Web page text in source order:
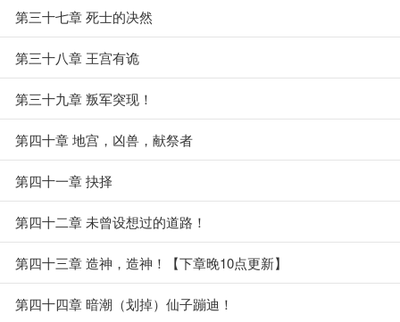
第三十七章 死士的决然
第三十八章 王宫有诡
第三十九章 叛军突现！
第四十章 地宫，凶兽，献祭者
第四十一章 抉择
第四十二章 未曾设想过的道路！
第四十三章 造神，造神！【下章晚10点更新】
第四十四章 暗潮（划掉）仙子蹦迪！